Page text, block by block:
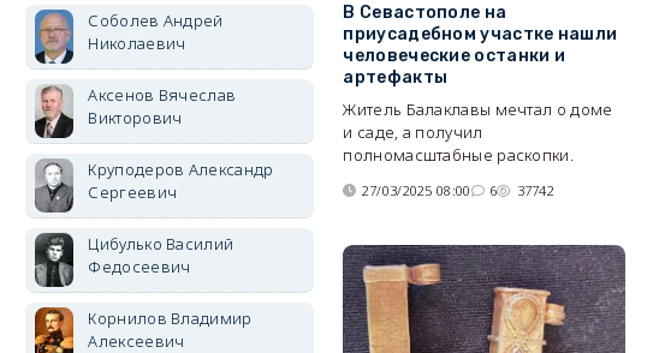
В Севастополе на
приусадебном участке нашли
человеческие останки и
артефакты
Житель Балаклавы мечтал о доме
и саде, а получил
полномасштабные раскопки.
27/03/2025 08:00 6 37742
Соболев Андрей
Николаевич
Аксенов Вячеслав
Викторович
Круподеров Александр
Сергеевич
Цибулько Василий
Федосеевич
Корнилов Владимир
Алексеевич